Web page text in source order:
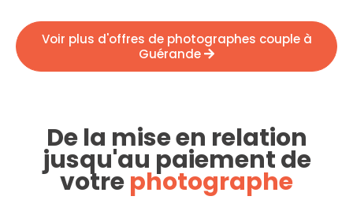
Voir plus d'offres de photographes couple à
Guérande
De la mise en relation
jusqu'au paiement de
votrephotographe